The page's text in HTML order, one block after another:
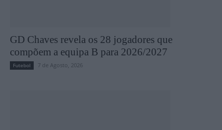
GD Chaves revela os 28 jogadores que
compõem a equipa B para 2026/2027
Futebol 7 de Agosto, 2026